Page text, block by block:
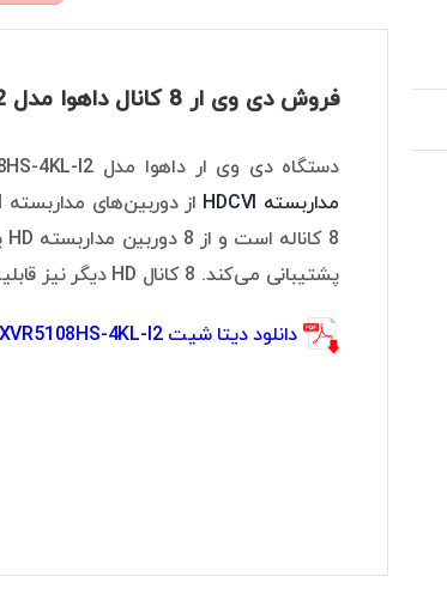
فروش دی وی ار 8 کانال داهوا مدل DH-XVR5108HS-4KL-I2
دستگاه دی وی ار داهوا مدل DH-XVR5108HS-4KL-I2 از نوع XVR است. به این مفهوم که شما می‌توانید علاوه بر
مداربسته HDCVI
پشتیبانی می‌کند. 8 کانال HD دیگر نیز قابلیت اتصال به دوربین‌های IP را دارند.
دانلود دیتا شیت DH-XVR5108HS-4KL-I2